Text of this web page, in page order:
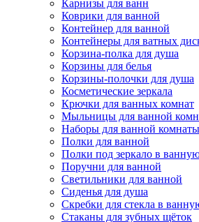
Карнизы для ванн
Коврики для ванной
Контейнер для ванной
Контейнеры для ватных
Корзина-полка для душа
Корзины для белья
Корзины-полочки для душа
Косметические зеркала
Крючки для ванных комнат
Мыльницы для ванной
Наборы для ванной комнаты
Полки для ванной
Полки под зеркало в
Поручни для ванной
Светильники для ванной
Сиденья для душа
Скребки для стекла в
Стаканы для зубных щёток